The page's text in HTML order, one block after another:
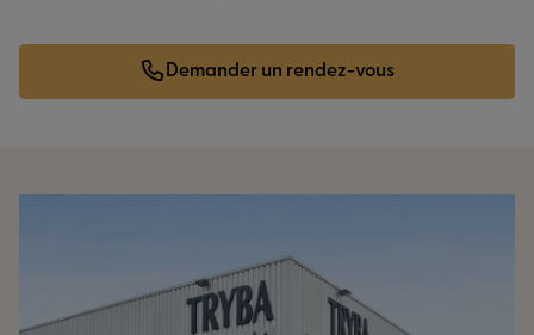
Demander un rendez-vous